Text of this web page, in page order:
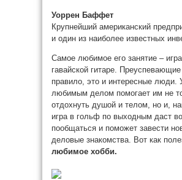
Уоррен Баффет
Крупнейший американский
и один из наиболее известных
Самое любимое его занятие –
гавайской гитаре.
правило, это и интересные люди.
любимым делом помогает им не
отдохнуть душой и телом, но и,
игра в гольф по выходным даст
пообщаться и поможет завести
деловые знакомства. Вот как
любимое хобби.